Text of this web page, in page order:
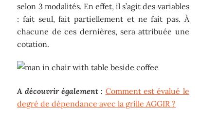
selon 3 modalités. En effet, il s’agit des variables
: fait seul, fait partiellement et ne fait pas. À
chacune de ces dernières, sera attribuée une
cotation.
A découvrir également : Comment est évalué le
degré de dépendance avec la grille AGGIR ?